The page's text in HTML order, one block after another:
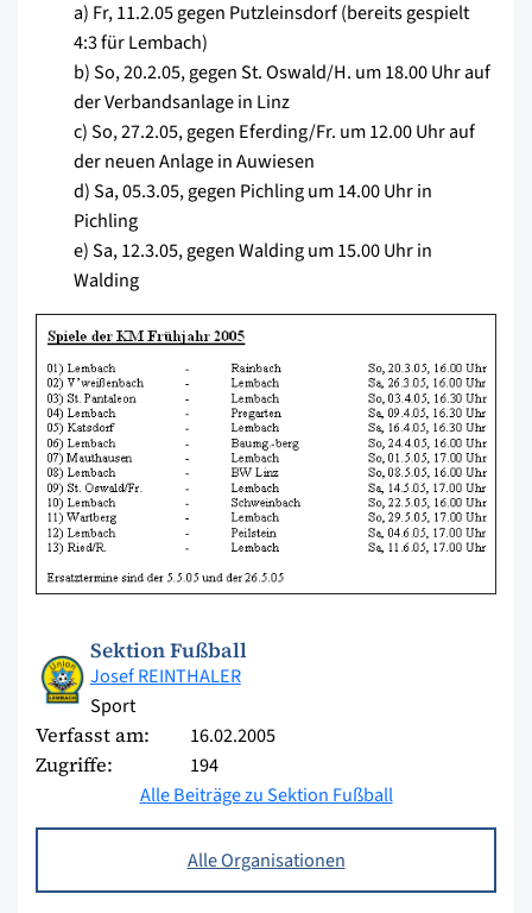
a) Fr, 11.2.05 gegen Putzleinsdorf (bereits gespielt 
4:3 für Lembach)
b) So, 20.2.05, gegen St. Oswald/H. um 18.00 Uhr auf
der Verbandsanlage in Linz
c) So, 27.2.05, gegen Eferding/Fr. um 12.00 Uhr auf
der neuen Anlage in Auwiesen
d) Sa, 05.3.05, gegen Pichling um 14.00 Uhr in
Pichling
e) Sa, 12.3.05, gegen Walding um 15.00 Uhr in
Walding
Sektion Fußball
Josef REINTHALER
Sport
Verfasst am: 16.02.2005
Zugriffe:
194
Alle Beiträge zu Sektion Fußball
Alle Organisationen